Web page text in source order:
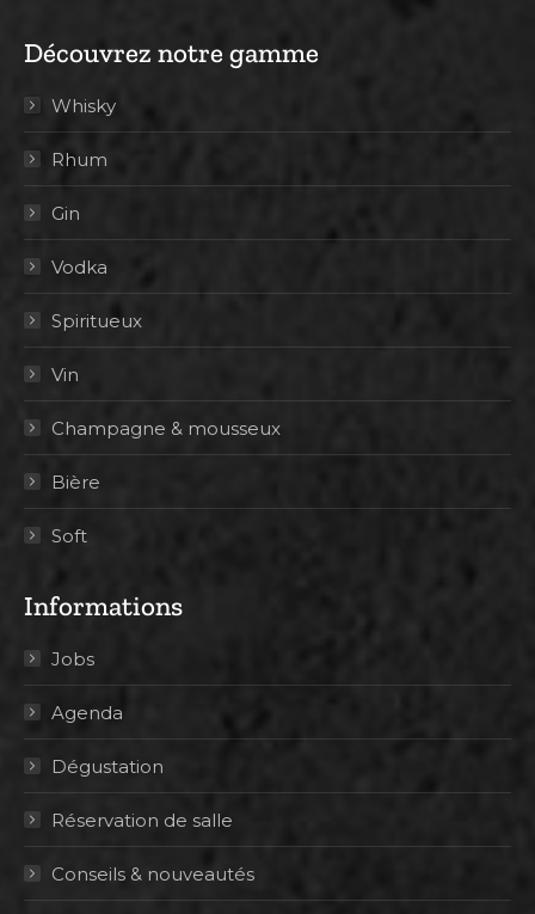
Découvrez notre gamme
Whisky
Rhum
Gin
Vodka
Spiritueux
Vin
Champagne & mousseux
Bière
Soft
Informations
Jobs
Agenda
Dégustation
Réservation de salle
Conseils & nouveautés